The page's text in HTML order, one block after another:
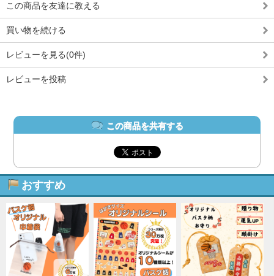
この商品を友達に教える
買い物を続ける
レビューを見る(0件)
レビューを投稿
この商品を共有する
おすすめ